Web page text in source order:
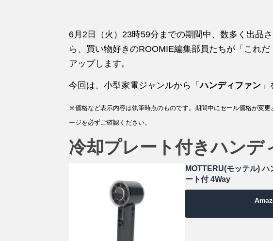
6月2日（火）23時59分までの期間中、数多く出品
ら、買い物好きのROOMIE編集部員たちが「これ
アップします。
今回は、小型家電ジャンルから「ハンディファン
※価格など表示内容は執筆時点のものです。期間中にセール価格が変
ージを必ずご確認ください。
冷却プレート付きハンデ
MOTTERU(モッテル)
ート付 4Way